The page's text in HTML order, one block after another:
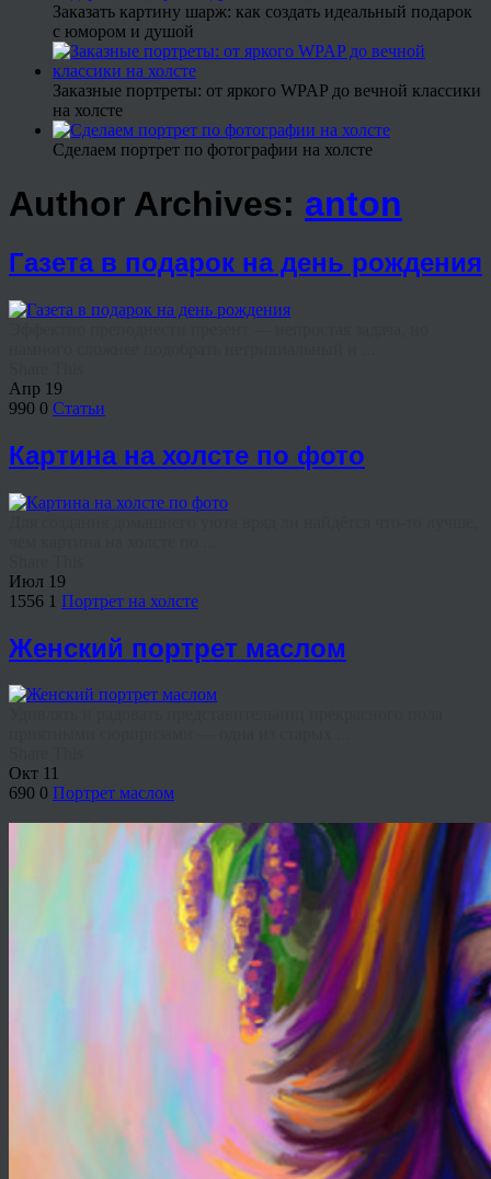
Заказать картину шарж: как создать идеальный подарок
с юмором и душой
Заказные портреты: от яркого WPAP до вечной классики
на холсте
Сделаем портрет по фотографии на холсте
Author Archives: anton
Газета в подарок на день рождения
Апр 19
990 0 Статьи
Картина на холсте по фото
Июл 19
1556 1 Портрет на холсте
Женский портрет маслом
Окт 11
690 0 Портрет маслом